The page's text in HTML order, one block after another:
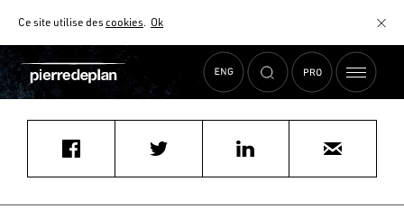
Ce site utilise descookies. Ok
AIDE AU CHOIX
Accueil Actualités raphael.paya@sfr.fr